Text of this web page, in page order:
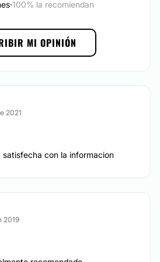
·100% la recomiendan
MI OPINIÓN
2021
con la informacion
2019